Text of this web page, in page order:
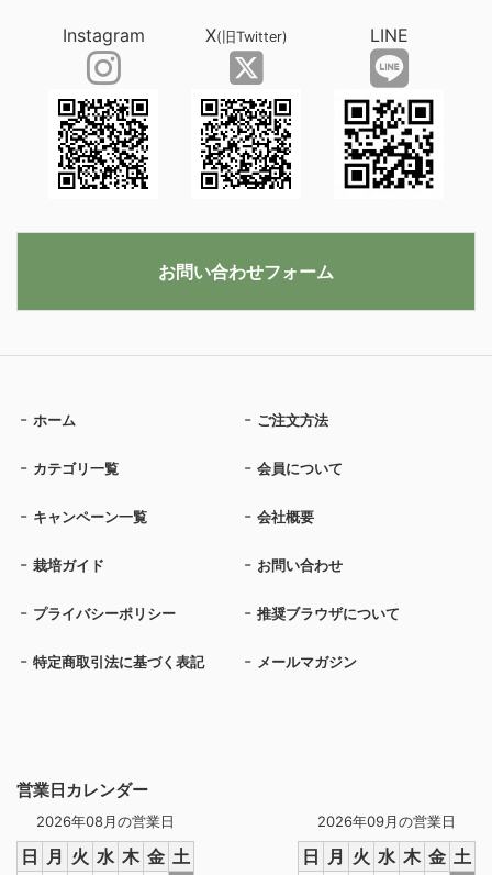
営業日カレンダー
2026年08月の営業日
日 月 火 水 木 金 土
2026年09月の営業日
日 月 火 水 木 金 土
ホーム ご注文方法
カテゴリ一覧 会員について
キャンペーン一覧 会社概要
栽培ガイド お問い合わせ
プライバシーポリシー 推奨ブラウザについて
特定商取引法に基づく表記 メールマガジン
Instagram X(旧Twitter) LINE
お問い合わせフォーム